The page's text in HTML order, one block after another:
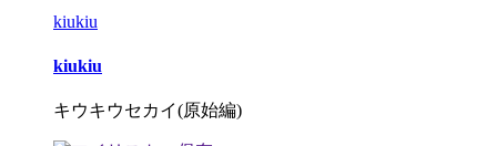
kiukiu
kiukiu
キウキウセカイ(原始編)